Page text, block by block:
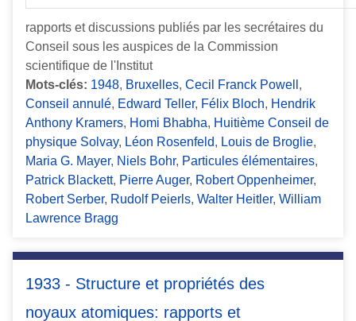
rapports et discussions publiés par les secrétaires du
Conseil sous les auspices de la Commission
scientifique de l'Institut
Mots-clés: 1948, Bruxelles, Cecil Franck Powell ,
Conseil annulé, Edward Teller, Félix Bloch, Hendrik
Anthony Kramers, Homi Bhabha, Huitième Conseil de
physique Solvay, Léon Rosenfeld, Louis de Broglie,
Maria G. Mayer, Niels Bohr, Particules élémentaires,
Patrick Blackett, Pierre Auger, Robert Oppenheimer,
Robert Serber, Rudolf Peierls, Walter Heitler, William
Lawrence Bragg
1933 - Structure et propriétés des
noyaux atomiques: rapports et